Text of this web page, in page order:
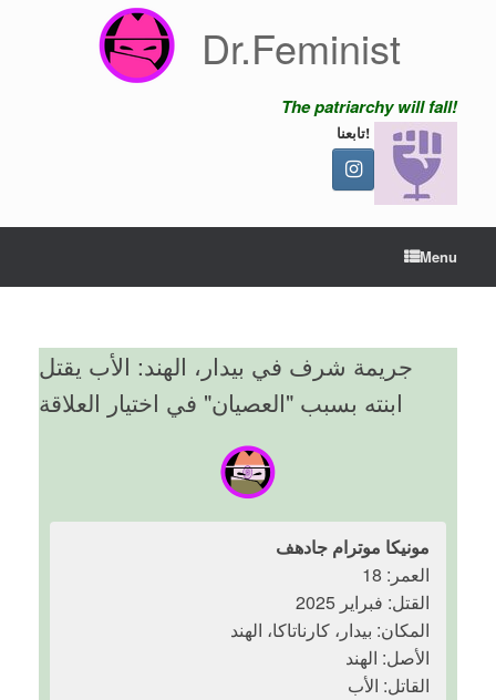
Dr.Feminist
The patriarchy will fall!
تابعنا!
Menu
جريمة شرف في بيدار، الهند: الأب يقتل
ابنته بسبب "العصيان" في اختيار العلاقة
مونيكا موترام جادهف
العمر: 18
القتل: فبراير 2025
المكان: بيدار، كارناتاكا، الهند
الأصل: الهند
القاتل: الأب